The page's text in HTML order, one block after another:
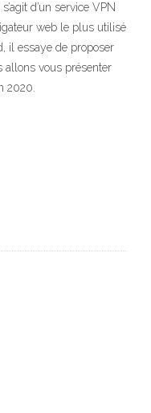
d’un service VPN
web le plus utilisé
il essaye de proposer
allons vous présenter
2020.